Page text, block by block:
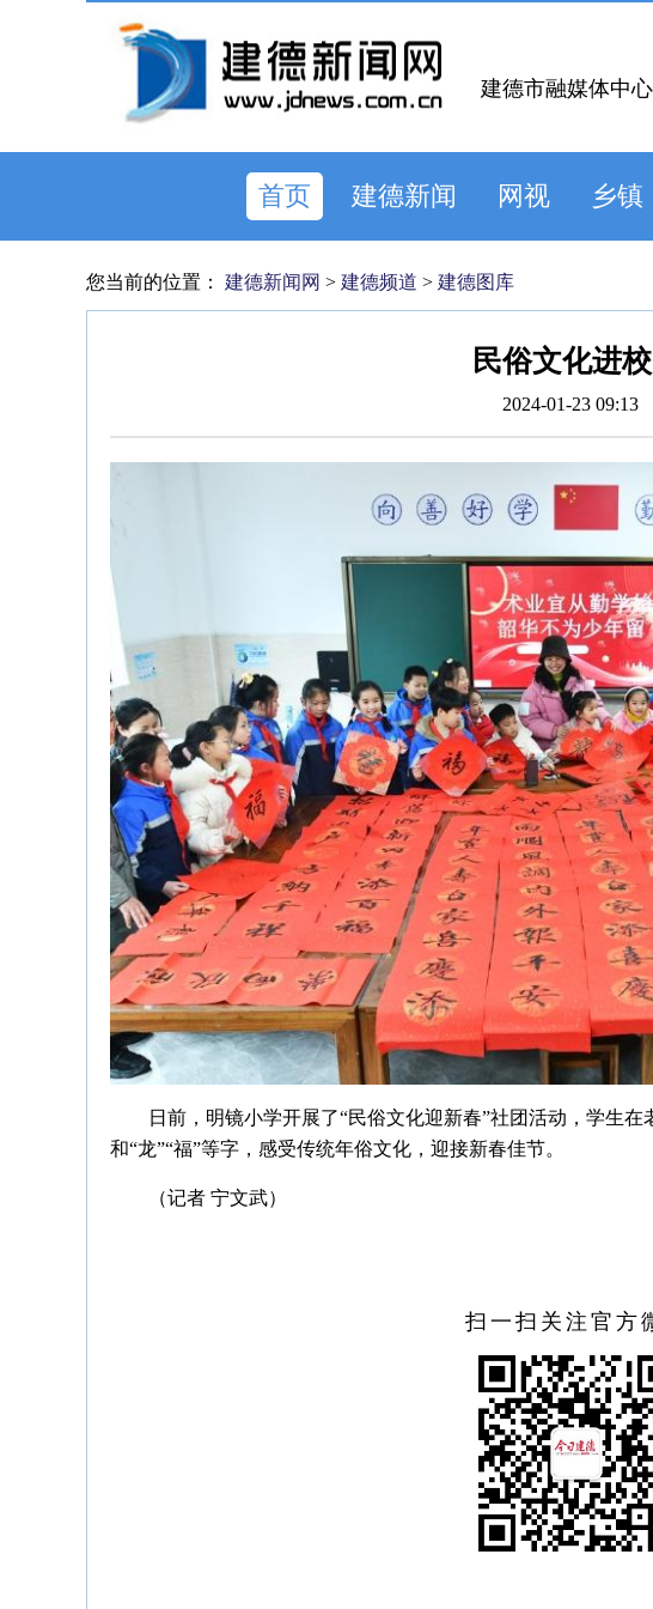
建德市融媒体中
首页 建德新闻 网视 乡镇
您当前的位置： 建德新闻网 > 建德频道 > 建德图库
民俗文化进
2024-01-23 09:13
日前，明镜小学开展了“民俗文化迎新春”社团活动，学生
和“龙”“福”等字，感受传统年俗文化，迎接新春佳节。
（记者 宁文武）
扫一扫关注官方